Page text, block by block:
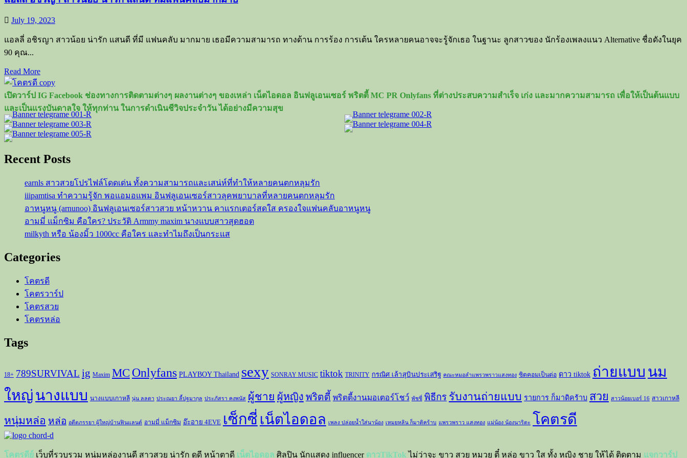
July 19, 2023
แอลลี่ อชิรญา สาวน้อย น่ารัก แสนดี ที่มี แฟนคลับ มากมาย เธอมีความสามารถ ทางด้าน การร้อง การเต้น ใครหลายคนอาจจะรู้จักเธอ ในฐานะ ลูกสาวของ นักร้องเพลงแนว Alternative ชื่อดังในยุค​
90 คุณ...
Read MoreRead
more
about
แอ
ลลี่
อชิร
ญา
น้อย
ดี
มี
แฟน
มากมาย
เปิดวาร์ป IG Facebook ช่องทางการติดตามต่างๆ ผลงานต่างๆ ของเหล่า เน็ตไอดอล อินฟลูเอนเซอร์ พริตตี้ MC PR Onlyfans ที่ต่างประสบความสำเร็จ เก่ง และมากความสามารถ เพื่อให้เป็นต้นแบบ
และเป็นแรงบันดาลใจ ให้ทุกท่าน ในการดำเนินชีวิจประจำวัน ได้อย่างมีความสุข
Recent Posts
earnls สาวสวยโปรไฟล์โดดเด่น ทั้งความสามารถและเสน่ห์ที่ทำให้หลายคนตกหลุมรัก
iiipamtisa ทำความรู้จัก พอแอมอแพม อินฟลูเอนเซอร์สาวลุคพยาบาลที่หลายคนตกหลุมรัก
อาหนูหนู (arnunoo) อินฟลูเอนเซอร์สาวสวย หน้าหวาน คาแรกเตอร์สดใส ครองใจแฟนคลับอาหนูหนู
อามมี่ แม็กซิม คือใคร? ประวัติ Armmy maxim นางแบบสาวสุดฮอต
milkyth หรือ น้องมิ้ว 1000cc คือใคร และทำไมถึงเป็นกระแส
Categories
โคตรดี
โคตรวาร์ป
โคตรสวย
โคตรหล่อ
Tags
18+ 789SURVIVAL ig Maxim MC Onlyfans PLAYBOY Thailand sexy SONRAY MUSIC tiktok TRINITY กรณิศ เล้าสุบินประเสริฐ คณะหมอลำแพรวพราวแสงทอง ซิตคอมเป็นต่อ ดาว tiktok ถ่ายแบบ นม
ใหญ่นางแบบ นางแบบเกาหลี นุ่น ลลดา ประณยา ลี้ปฐมากุล ประภัสรา คงพนัส ผู้ชาย ผู้หญิง พริตตี้ พริตตี้งานมอเตอร์โชว์ พัชชี่ พิธีกร รับงานถ่ายแบบ รายการ ก็มาดิคร้าบ สวย สาวน้อยเบอร์ 16 สาวเกาหลี
หนุ่มหล่อ หล่อ อดีตภรรยา ผู้ใหญ่บ้านฟินแลนด์ อามมี่ แม็กซิม อ๊ะอาย 4EVE เซ็กซี่ เน็ตไอดอล เพลง ปล่อยน้ำใส่นาน้อง เหมยหลิน ก็มาดิคร้าบ แพรวพราว แสงทอง แม่น้อง น้องนาริตะ โคตรดี
โคตรดีย์ เว็บที่รวบรวม หนุ่มหล่องานดี สาวสวย น่ารัก ดูดี หน้าตาดี เน็ตไอดอล ศิลปิน นักแสดง influencer ดาวTikTok ไม่ว่าจะ ขาว สวย หมวย ตี๋ หล่อ ขาว ใส ทั้ง หญิง ชาย ให้ได้ ติดตาม แจกวาร์ป